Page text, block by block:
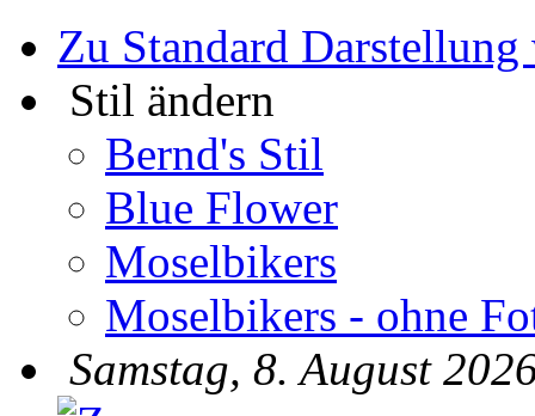
Zu Standard Darstellung
Stil ändern
Bernd's Stil
Blue Flower
Moselbikers
Moselbikers - ohne
Samstag, 8. August